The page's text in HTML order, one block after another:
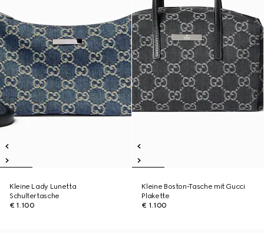
Kleine Lady Lunetta
Schultertasche
€ 1.100
Kleine Boston-Tasche mit Gucci
Plakette
€ 1.100